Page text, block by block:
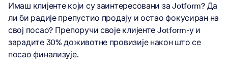
Имаш клијенте који су заинтересовани за Jotform? Да
ли би радије препустио продају и остао фокусиран на
свој посао? Препоручи своје клијенте Jotform-у и
зарадите 30% доживотне провизије након што се
посао финализује.